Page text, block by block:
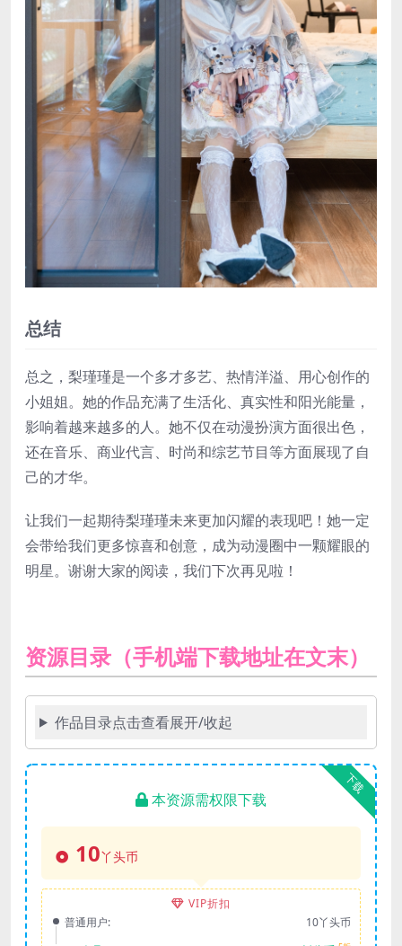
总结
总之，梨瑾瑾是一个多才多艺、热情洋溢、用心创作的
小姐姐。她的作品充满了生活化、真实性和阳光能量，
影响着越来越多的人。她不仅在动漫扮演方面很出色，
还在音乐、商业代言、时尚和综艺节目等方面展现了自
己的才华。
让我们一起期待梨瑾瑾未来更加闪耀的表现吧！她一定
会带给我们更多惊喜和创意，成为动漫圈中一颗耀眼的
明星。谢谢大家的阅读，我们下次再见啦！
资源目录（手机端下载地址在文末）
作品目录点击查看展开/收起
下载
本资源需权限下载
10丫头币
VIP折扣
普通用户:
10丫头币